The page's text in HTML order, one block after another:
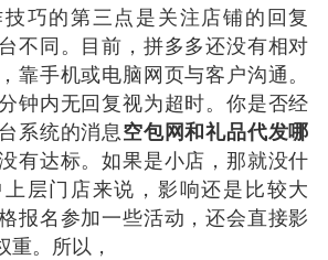
巧的第三点是关注店铺的回复
不同。目前，拼多多还没有相对
靠手机或电脑网页与客户沟通。
钟内无回复视为超时。你是否经
系统的消息空包网和礼品代发哪
有达标。如果是小店，那就没什
层门店来说，影响还是比较大
报名参加一些活动，还会直接影
。所以，